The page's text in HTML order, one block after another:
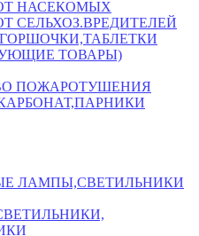
НАСЕКОМЫХ
СЕЛЬХОЗ.ВРЕДИТЕЛЕЙ
ТОВАРЫ)
ПОЖАРОТУШЕНИЯ
ЛАМПЫ,СВЕТИЛЬНИКИ